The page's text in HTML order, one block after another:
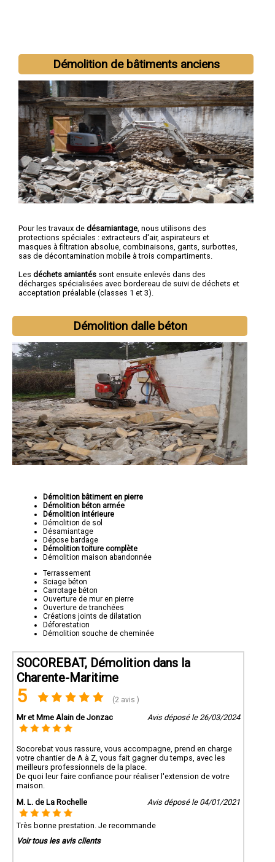
Démolition de bâtiments anciens
Pour les travaux de désamiantage , nous utilisons des
protections spéciales : extracteurs d'air, aspirateurs et
masques à filtration absolue, combinaisons, gants, surbottes,
sas de décontamination mobile à trois compartiments.
Les déchets amiantés sont ensuite enlevés dans des
décharges spécialisées avec bordereau de suivi de déchets et
acceptation préalable (classes 1 et 3).
Démolition dalle béton
Démolition bâtiment en pierre
Démolition béton armée
Démolition intérieure
Démolition de sol
Désamiantage
Dépose bardage
Démolition toiture complète
Démolition maison abandonnée
Terrassement
Sciage béton
Carrotage béton
Ouverture de mur en pierre
Ouverture de tranchées
Créations joints de dilatation
Déforestation
Démolition souche de cheminée
SOCOREBAT, Démolition dans la
Charente-Maritime
5 (2 avis )
Mr et Mme Alain de Jonzac Avis déposé le 26/03/2024
Socorebat vous rassure, vous accompagne, prend en charge
votre chantier de A à Z, vous fait gagner du temps, avec les
meilleurs professionnels de la place.
De quoi leur faire confiance pour réaliser l'extension de votre
maison.
M. L. de La Rochelle
Avis déposé le 04/01/2021
Très bonne prestation. Je recommande
Voir tous les avis clients